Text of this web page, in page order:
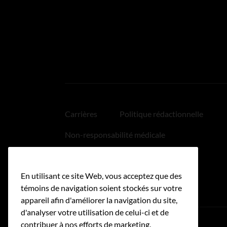
Carrières Politique rédactionnelle
Non-responsabilité médicale
Accessibilité
En utilisant ce site Web, vous acceptez que des
témoins de navigation soient stockés sur votre
appareil afin d'améliorer la navigation du site,
d'analyser votre utilisation de celui-ci et de
contribuer à nos efforts de marketing.